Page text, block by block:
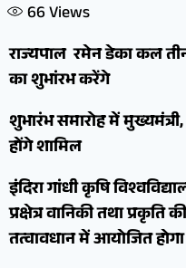
66Views
राज्यपाल रमेन डेका कल
का शुभांरभ करेंगे
शुभारंभ समारोह में
होंगे शामिल
इंदिरा गांधी कृषि
प्रक्षेत्र वानिकी तथा
तत्वावधान में आयोजित